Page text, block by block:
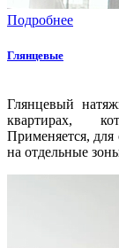
Подробнее
Глянцевые
Глянцевый
квартирах,
Применяется, для
на отдельные